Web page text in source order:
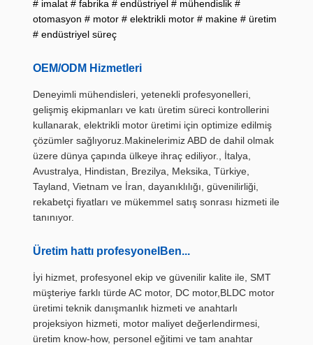
# imalat # fabrika # endüstriyel # mühendislik #
otomasyon # motor # elektrikli motor # makine # üretim
# endüstriyel süreç
OEM/ODM Hizmetleri
Deneyimli mühendisleri, yetenekli profesyonelleri,
gelişmiş ekipmanları ve katı üretim süreci kontrollerini
kullanarak, elektrikli motor üretimi için optimize edilmiş
çözümler sağlıyoruz.Makinelerimiz ABD de dahil olmak
üzere dünya çapında ülkeye ihraç ediliyor., İtalya,
Avustralya, Hindistan, Brezilya, Meksika, Türkiye,
Tayland, Vietnam ve İran, dayanıklılığı, güvenilirliği,
rekabetçi fiyatları ve mükemmel satış sonrası hizmeti ile
tanınıyor.
Üretim hattı profesyonel Ben...
İyi hizmet, profesyonel ekip ve güvenilir kalite ile, SMT
müşteriye farklı türde AC motor, DC motor,BLDC motor
üretimi teknik danışmanlık hizmeti ve anahtarlı
projeksiyon hizmeti, motor maliyet değerlendirmesi,
üretim know-how, personel eğitimi ve tam anahtar